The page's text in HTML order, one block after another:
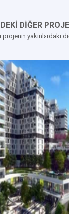
DİĞER
projenin yakınlardaki